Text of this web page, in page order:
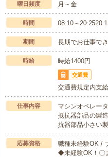
曜日頻度 月～金
時間 08:10～
期間 長期でお仕事で
時給 時給1400円
交通費
交通費規定内支給
仕事内容
マシンオペレー
抵抗器部品の製
抗器部品小さい
応募資格
職種未経験OK /
◆未経験OK！〇